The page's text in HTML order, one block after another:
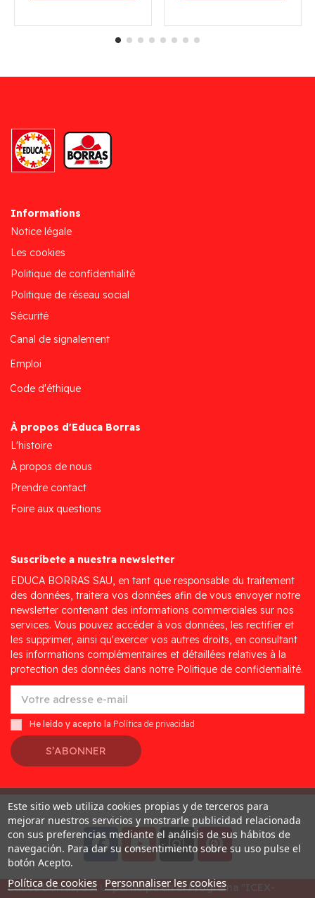
Informations
Notice légale
Les cookies
Politique de confidentialité
Politique de réseau social
Sécurité
Canal de signalement
Emploi
Code d'éthique
À propos d'Educa Borras
L'histoire
À propos de nous
Prendre contact
Foire aux questions
Suscríbete a nuestra newsletter
EDUCA BORRAS SAU, en tant que responsable du traitement
des données, traitera vos données afin de vous envoyer notre
newsletter contenant des informations commerciales sur nos
services. Vous pouvez accéder à vos données, les rectifier et
les supprimer, ainsi qu'exercer vos autres droits, en consultant
les informations complémentaires et détaillées relatives à la
protection des données dans notre Politique de confidentialité.
He leído y acepto la Política de privacidad
S’ABONNER
Desarrollado porAddis
Educa Borras, S.A.U. participa en el Programa "ICEX-
Este sitio web utiliza cookies propias y de terceros para
mejorar nuestros servicios y mostrarle publicidad relacionada
con sus preferencias mediante el análisis de sus hábitos de
navegación. Para dar su consentimiento sobre su uso pulse el
botón Acepto.
Política de cookies Personnaliser les cookies